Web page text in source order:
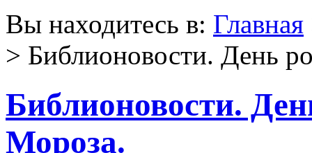
Вы находитесь в: Главная
> Библионовости. День
Библионовости.
Мороза.